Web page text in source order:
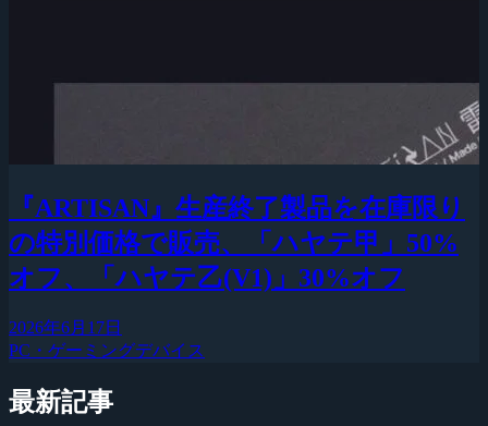
『ARTISAN』生産終了製品を在庫限り
の特別価格で販売、「ハヤテ甲」50%
オフ、「ハヤテ乙(V1)」30%オフ
2026年6月17日
PC・ゲーミングデバイス
最新記事